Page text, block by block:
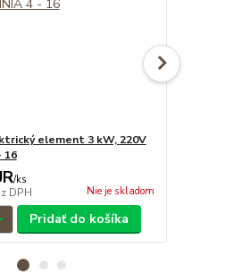
element 3 kW, 220V
16
/ks
DPH Nie je skladom
Pridať do košíka